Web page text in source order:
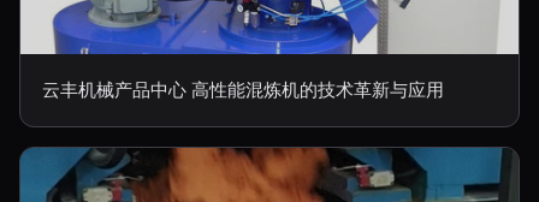
云丰机械产品中心 高性能混炼机的技术革新与应用